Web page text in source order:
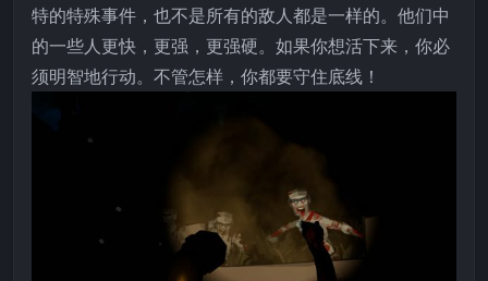
特的特殊事件，也不是所有的敌人都是一样的。他们中
的一些人更快，更强，更强硬。如果你想活下来，你必
须明智地行动。不管怎样，你都要守住底线！